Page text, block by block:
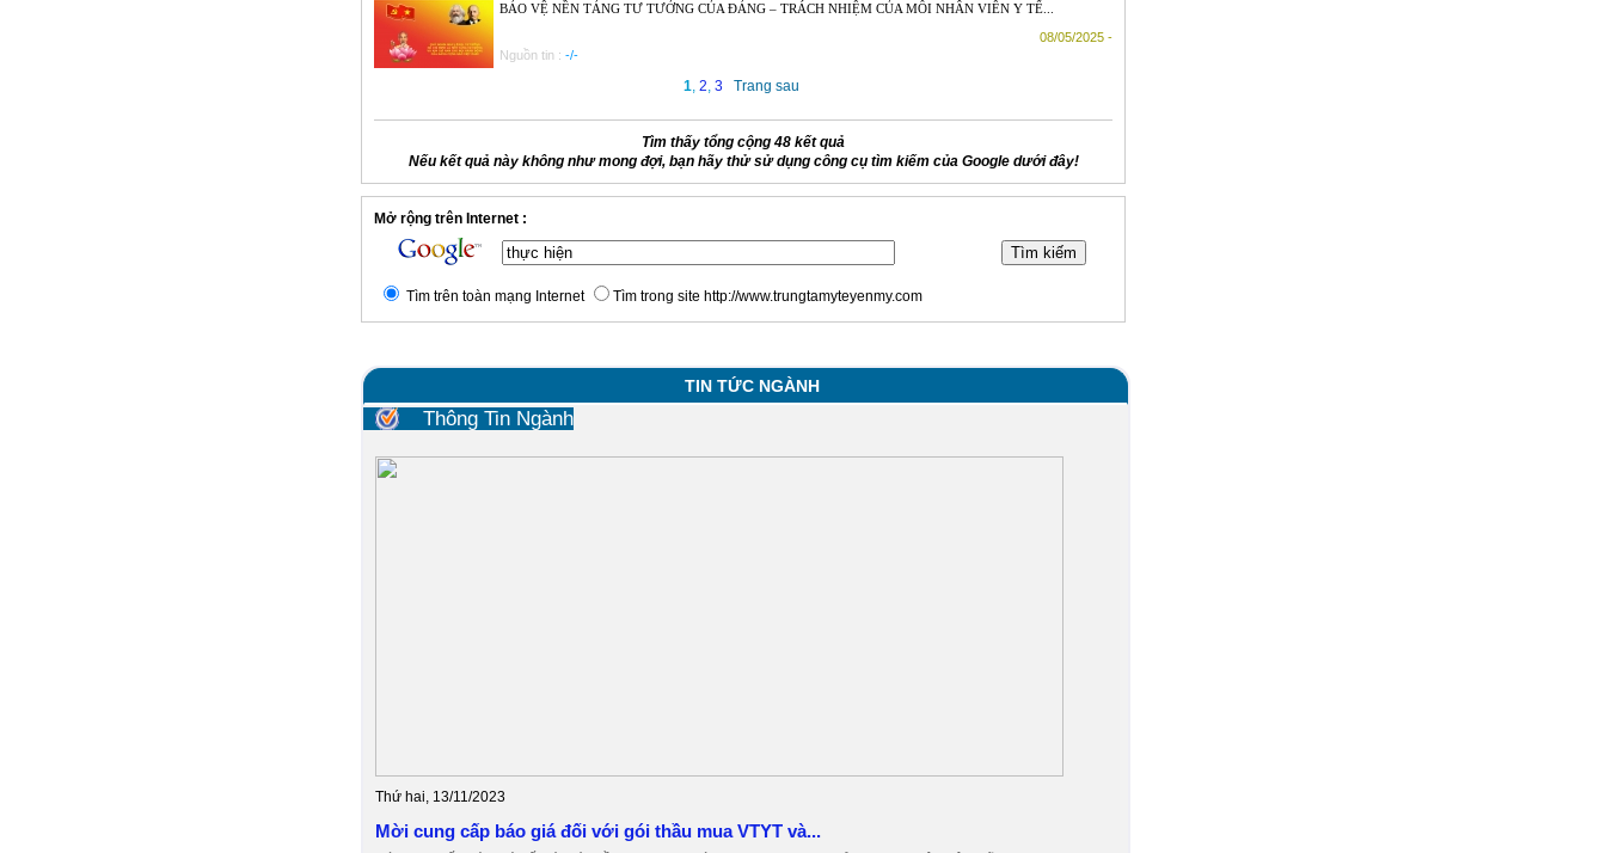
BẢO VỆ NỀN TẢNG TƯ TƯỞNG CỦA ĐẢNG – TRÁCH NHIỆM CỦA MỖI NHÂN VIÊN Y TẾ...
08/05/2025 -
Nguồn tin : -/-
1, 2, 3 Trang sau
Tìm thấy tổng cộng 48 kết quả
Nếu kết quả này không như mong đợi, bạn hãy thử sử dụng công cụ tìm kiếm của Google dưới đây!
Mở rộng trên Internet :
Tìm trên toàn mạng Internet Tìm trong site http://www.trungtamyteyenmy.com
TIN TỨC NGÀNH
Thông Tin Ngành
Thứ hai, 13/11/2023
Mời cung cấp báo giá đối với gói thầu mua VTYT và...